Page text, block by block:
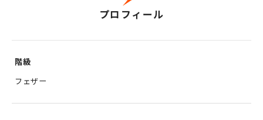
プロフィール
階級
フェザー